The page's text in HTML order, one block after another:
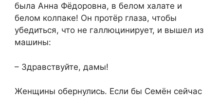
была Анна Фёдоровна, в белом халате и
белом колпаке! Он протёр глаза, чтобы
убедиться, что не галлюцинирует, и вышел из
машины:
– Здравствуйте, дамы!
Женщины обернулись. Если бы Семён сейчас